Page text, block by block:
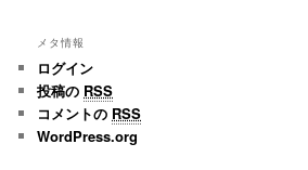
メタ情報
ログイン
投稿の RSS
コメントの RSS
WordPress.org